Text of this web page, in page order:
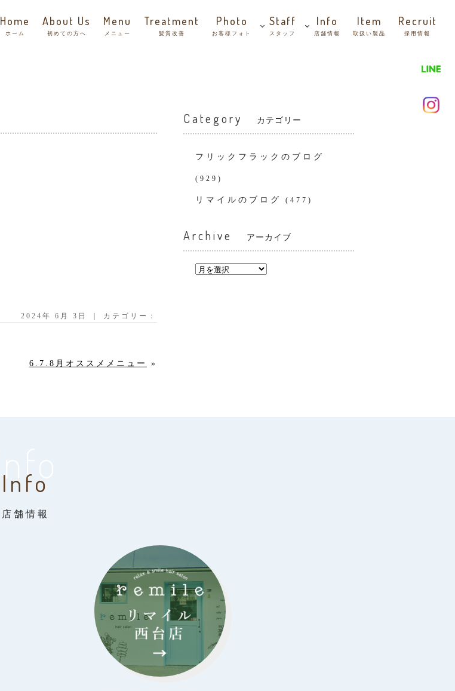
Home
ホーム
About Us
初めての方へ
Menu
メニュー
Treatment
髪質改善
Photo
お客様フォト
Staff
スタッフ
Info
店舗情報
Item
取扱い製品
Recruit
採用情報
2024年 6月 3日 ｜ カテゴリー：
6.7.8月オススメメニュー »
Category カテゴリー
フリックフラックのブログ
(929)
リマイルのブログ (477)
Archive アーカイブ
Info
Info
店舗情報